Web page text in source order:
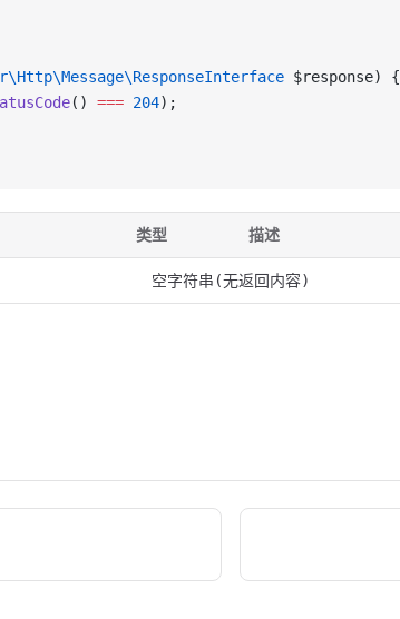
$response) {
() === 204);
类型 描述
空字符串(无返回内容)